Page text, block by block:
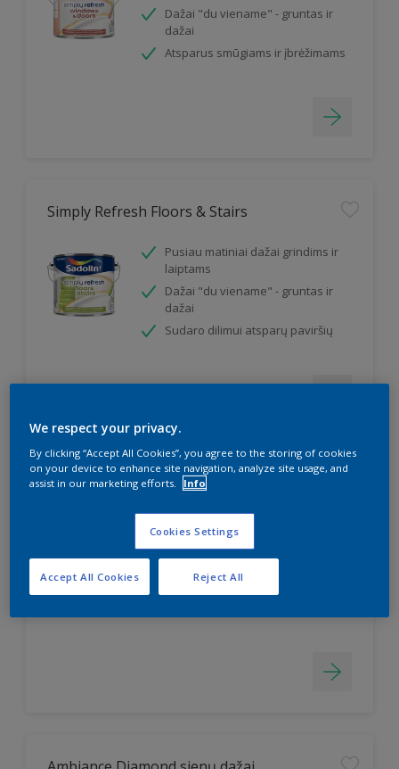
Dažai "du viename" - gruntas ir
dažai
Atsparus smūgiams ir įbrėžimams
Simply Refresh Floors & Stairs
Pusiau matiniai dažai grindims ir
laiptams
Dažai "du viename" - gruntas ir
dažai
Sudaro dilimui atsparų paviršių
Simply Refresh Wall Tiles
Pusiau matiniai dažai keraminėms
sienų plytelėms
dažai
We respect your privacy.
By clicking “Accept All Cookies”, you agree to the storing of cookies
on your device to enhance site navigation, analyze site usage, and
assist in our marketing efforts.
Info
Cookies Settings
Reject All
Accept All Cookies